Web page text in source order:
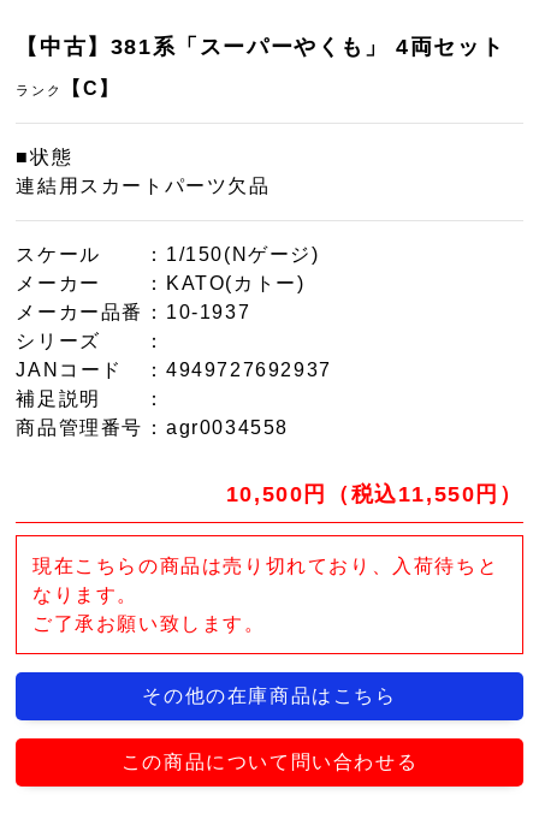
【中古】381系「スーパーやくも」 4両セット
ランク 【C】
■状態
連結用スカートパーツ欠品
スケール
：1/150(Nゲージ)
メーカー
：KATO(カトー)
メーカー品番
：10-1937
シリーズ
：
JANコード
：4949727692937
補足説明
：
商品管理番号 ：agr0034558
10,500円（税込11,550円）
現在こちらの商品は売り切れており、入荷待ちと
なります。
ご了承お願い致します。
その他の在庫商品はこちら
この商品について問い合わせる